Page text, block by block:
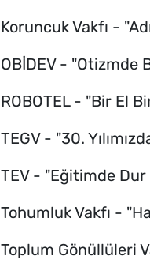
Koruncuk Vakfı -
OBİDEV - "Otizmde
ROBOTEL - "Bir El
TEGV - "30.
TEV - "Eğitimde Dur
Tohumluk Vakfı -
Toplum Gönüllüleri